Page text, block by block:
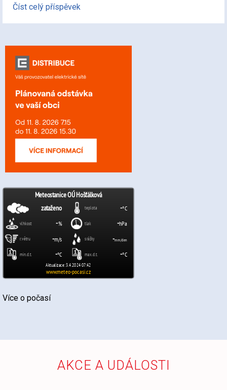
Více o počasí
Číst celý příspěvek
AKCE A UDÁLOSTI